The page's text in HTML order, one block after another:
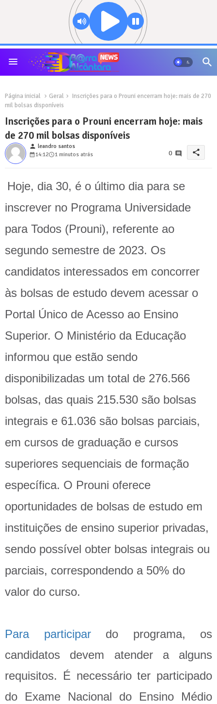
Página inicial Geral
Inscrições para o Prouni encerram hoje: mais de 270
mil bolsas disponíveis
Inscrições para o Prouni encerram hoje: mais
de 270 mil bolsas disponíveis
person leandro santos
14:12
1 minutos atrás 0 share
Hoje, dia 30, é o último dia para se
inscrever no Programa Universidade
para Todos (Prouni), referente ao
segundo semestre de 2023. Os
candidatos interessados em concorrer
às bolsas de estudo devem acessar o
Portal Único de Acesso ao Ensino
Superior. O Ministério da Educação
informou que estão sendo
disponibilizadas um total de 276.566
bolsas, das quais 215.530 são bolsas
integrais e 61.036 são bolsas parciais,
em cursos de graduação e cursos
superiores sequenciais de formação
específica. O Prouni oferece
oportunidades de bolsas de estudo em
instituições de ensino superior privadas,
sendo possível obter bolsas integrais ou
parciais, correspondendo a 50% do
valor do curso.
Para participardo programa, os
candidatos devem atender a alguns
requisitos. É necessário ter participado
do Exame Nacional do Ensino Médio